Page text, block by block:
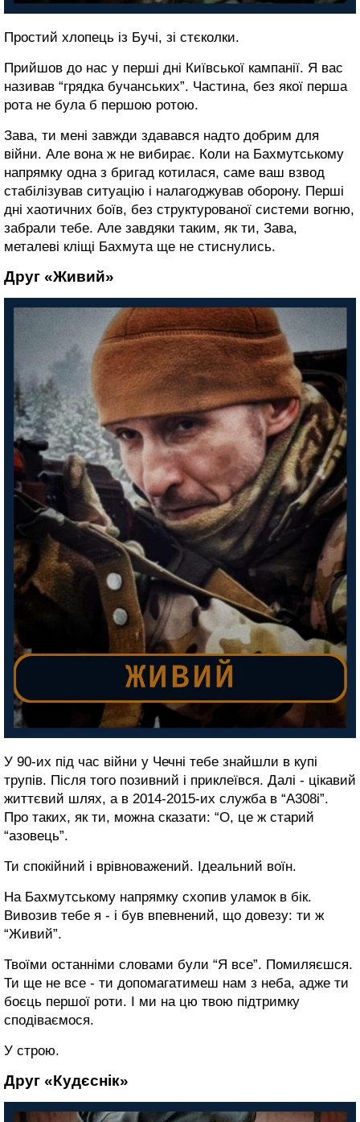
Простий хлопець із Бучі, зі стєколки.
Прийшов до нас у перші дні Київської кампанії. Я вас
називав “грядка бучанських”. Частина, без якої перша
рота не була б першою ротою.
Зава, ти мені завжди здавався надто добрим для
війни. Але вона ж не вибирає. Коли на Бахмутському
напрямку одна з бригад котилася, саме ваш взвод
стабілізував ситуацію і налагоджував оборону. Перші
дні хаотичних боїв, без структурованої системи вогню,
забрали тебе. Але завдяки таким, як ти, Зава,
металеві кліщі Бахмута ще не стиснулись.
Друг «Живий»
У 90-их під час війни у Чечні тебе знайшли в купі
трупів. Після того позивний і приклеївся. Далі - цікавий
життєвий шлях, а в 2014-2015-их служба в “А308і”.
Про таких, як ти, можна сказати: “О, це ж старий
“азовець”.
Ти спокійний і врівноважений. Ідеальний воїн.
На Бахмутському напрямку схопив уламок в бік.
Вивозив тебе я - і був впевнений, що довезу: ти ж
“Живий”.
Твоїми останніми словами були “Я все”. Помиляєшся.
Ти ще не все - ти допомагатимеш нам з неба, адже ти
боєць першої роти. І ми на цю твою підтримку
сподіваємося.
У строю.
Друг «Кудєснік»